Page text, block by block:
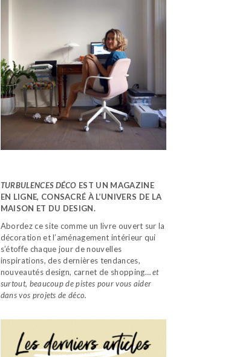
TURBULENCES DÉCO EST UN MAGAZINE
EN LIGNE, CONSACRÉ À L’UNIVERS DE LA
MAISON ET DU DESIGN.
Abordez ce site comme un livre ouvert sur la
décoration et l’aménagement intérieur qui
s’étoffe chaque jour de nouvelles
inspirations, des dernières tendances,
nouveautés design, carnet de shopping…et
surtout, beaucoup de pistes pour vous aider
dans vos projets de déco.